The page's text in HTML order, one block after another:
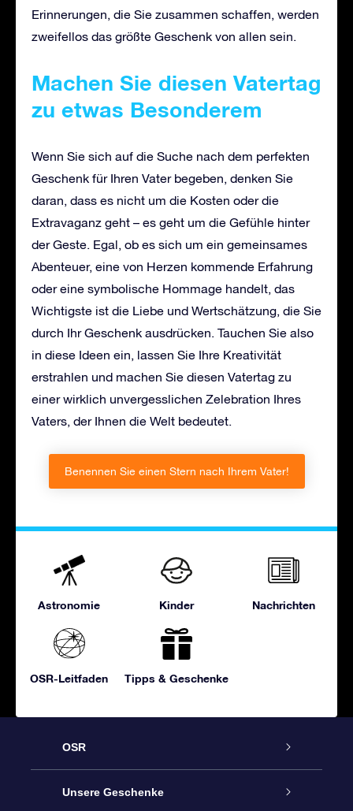
Erinnerungen, die Sie zusammen schaffen, werden
zweifellos das größte Geschenk von allen sein.
Machen Sie diesen Vatertag
zu etwas Besonderem
Wenn Sie sich auf die Suche nach dem perfekten
Geschenk für Ihren Vater begeben, denken Sie
daran, dass es nicht um die Kosten oder die
Extravaganz geht – es geht um die Gefühle hinter
der Geste. Egal, ob es sich um ein gemeinsames
Abenteuer, eine von Herzen kommende Erfahrung
oder eine symbolische Hommage handelt, das
Wichtigste ist die Liebe und Wertschätzung, die Sie
durch Ihr Geschenk ausdrücken. Tauchen Sie also
in diese Ideen ein, lassen Sie Ihre Kreativität
erstrahlen und machen Sie diesen Vatertag zu
einer wirklich unvergesslichen Zelebration Ihres
Vaters, der Ihnen die Welt bedeutet.
Benennen Sie einen Stern nach Ihrem Vater!
Astronomie Kinder Nachrichten
OSR-Leitfaden Tipps & Geschenke
OSR
Service
Unsere Geschenke